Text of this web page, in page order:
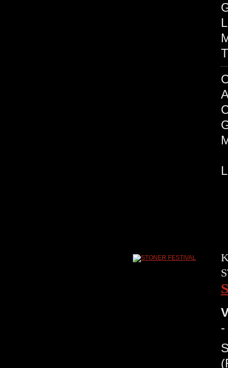
-